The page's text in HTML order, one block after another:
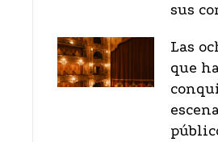
sus
Las
que